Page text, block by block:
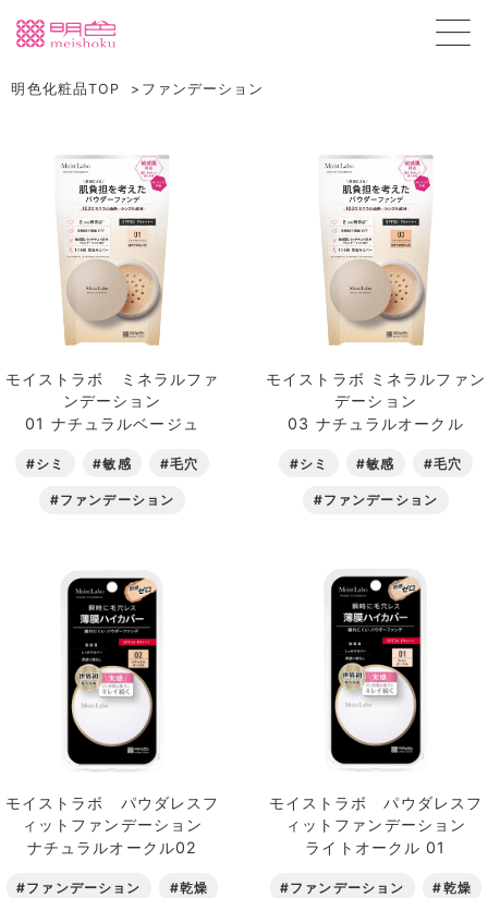
明色化粧品TOP ファンデーション
モイストラボ ミネラルファ
ンデーション
01 ナチュラルベージュ
#シミ #敏感 #毛穴
#ファンデーション
モイストラボ ミネラルファン
デーション
03 ナチュラルオークル
#シミ #敏感 #毛穴
#ファンデーション
モイストラボ パウダレスフ
ィットファンデーション
ナチュラルオークル02
#ファンデーション #乾燥
モイストラボ パウダレスフ
ィットファンデーション
ライトオークル 01
#ファンデーション #乾燥